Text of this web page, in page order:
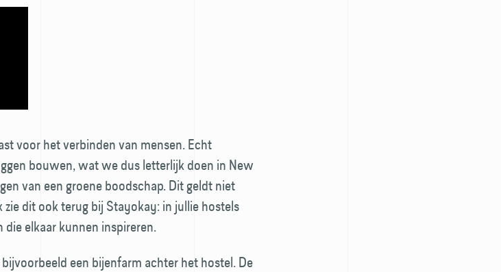
voor het verbinden van mensen. Echt
bouwen, wat we dus letterlijk doen in New
van een groene boodschap. Dit geldt niet
dit ook terug bij Stayokay: in jullie hostels
die elkaar kunnen inspireren.
een bijenfarm achter het hostel. De